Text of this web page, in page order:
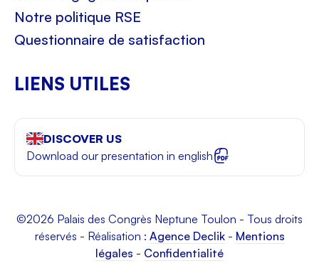
Notre politique RSE
Questionnaire de satisfaction
LIENS UTILES
DISCOVER US
Download our presentation in english
©2026 Palais des Congrès Neptune Toulon - Tous droits
réservés - Réalisation : Agence Declik- Mentions
légales - Confidentialité